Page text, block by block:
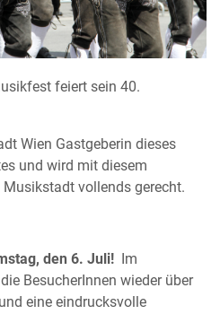
feiert sein 40.
Wien Gastgeberin dieses
und wird mit diesem
vollends gerecht.
den 6. Juli!
Im
BesucherInnen wieder über
eine eindrucksvolle